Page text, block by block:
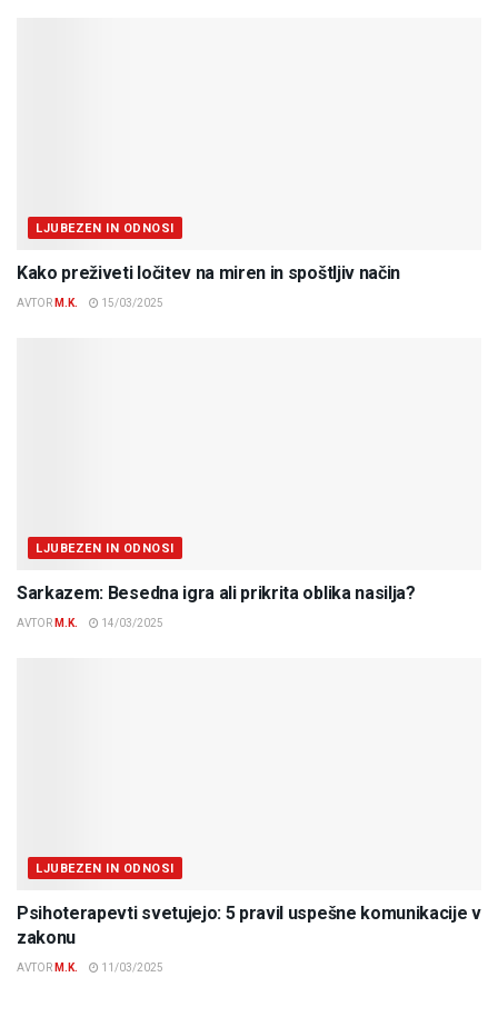
LJUBEZEN IN ODNOSI
Kako preživeti ločitev na miren in spoštljiv način
AVTOR M.K. 15/03/2025
LJUBEZEN IN ODNOSI
Sarkazem: Besedna igra ali prikrita oblika nasilja?
AVTOR M.K. 14/03/2025
LJUBEZEN IN ODNOSI
Psihoterapevti svetujejo: 5 pravil uspešne komunikacije v
zakonu
AVTOR M.K. 11/03/2025